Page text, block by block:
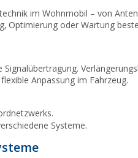
im Wohnmobil – von
Optimierung oder Wartung
Anpassung im Fahrzeug.
Systeme.